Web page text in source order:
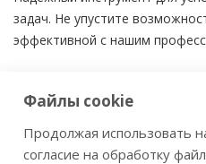
задач. Не упустите
эффективной с нашим
Файлы cookie
Продолжая использовать
согласие на обработку